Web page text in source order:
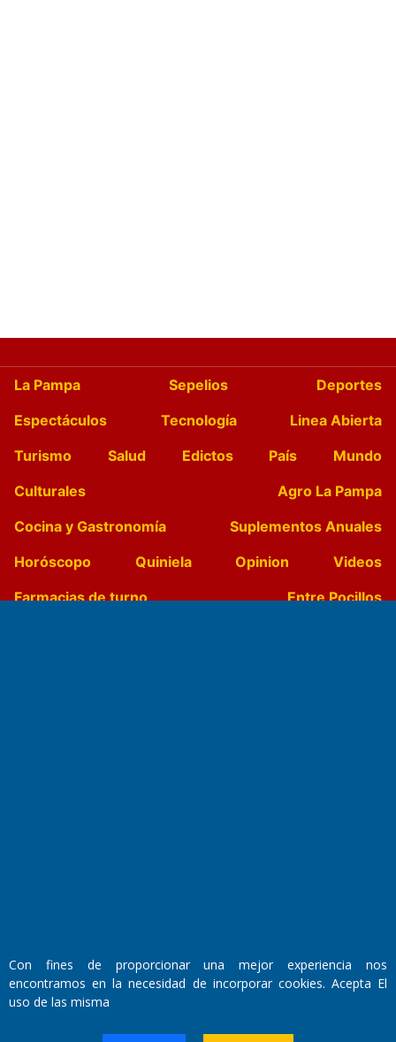
La Pampa Sepelios
Deportes
Espectáculos
Tecnología
Linea Abierta
Turismo
Salud Edictos País
Mundo
Culturales
Agro La Pampa
Cocina y Gastronomía
Suplementos Anuales
Horóscopo
Quiniela Opinion
Videos
Farmacias de turno
Entre Pocillos
Miembro de ADIRA,ADEPA y CPPAL
Propietario: El Diario SRL
Director Periodístico:
Con fines de proporcionar una mejor experiencia nos
encontramos en la necesidad de incorporar cookies. Acepta El
uso de las misma